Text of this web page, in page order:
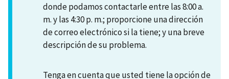
donde podamos contactarle entre las 8:00 a.
m. y las 4:30 p. m.; proporcione una dirección
de correo electrónico si la tiene; y una breve
descripción de su problema.
Tenga en cuenta que usted tiene la opción de